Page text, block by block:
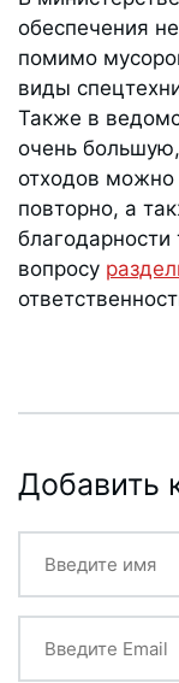
обеспечения
помимо
виды
Также в
очень
отходов можно
повторно, а
вопросу
Добавить